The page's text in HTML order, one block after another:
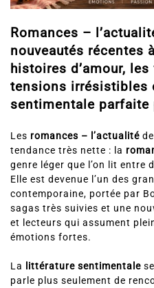
Romances –
nouveautés récentes
histoires d’amour,
tensions irrésistibles
sentimentale parfaite
Les romances – l’actualité
tendance très nette : la
genre léger que l’on lit entre
Elle est devenue l’un des
contemporaine, portée par
sagas très suivies et une
et lecteurs qui assument
émotions fortes.
La littérature sentimentale
parle plus seulement de